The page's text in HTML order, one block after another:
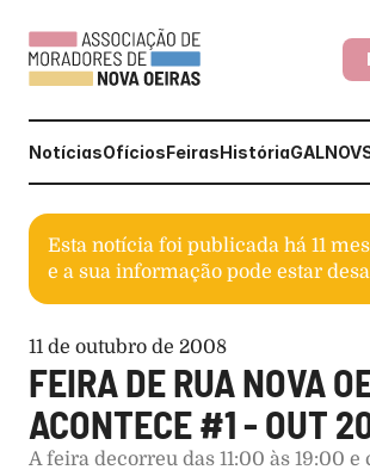
NotíciasOfíciosFeirasHistóriaGALNOV
Esta notícia foi publicada há 11
e a sua informação pode estar
11 de outubro de 2008
FEIRA DE RUA NOVA
ACONTECE #1 - OUT
A feira decorreu das 11:00 às 19:00 e